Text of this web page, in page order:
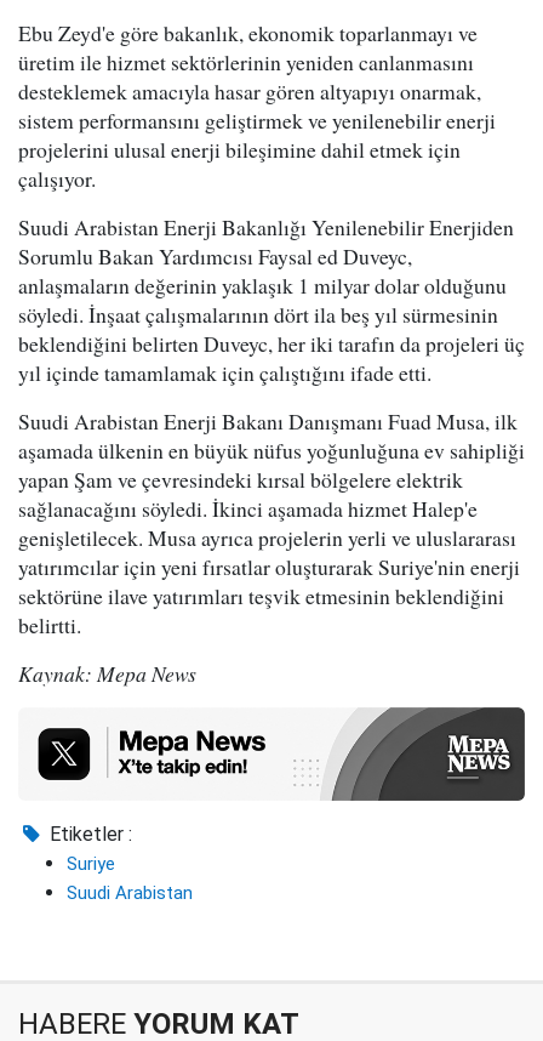
Ebu Zeyd'e göre bakanlık, ekonomik toparlanmayı ve
üretim ile hizmet sektörlerinin yeniden canlanmasını
desteklemek amacıyla hasar gören altyapıyı onarmak,
sistem performansını geliştirmek ve yenilenebilir enerji
projelerini ulusal enerji bileşimine dahil etmek için
çalışıyor.
Suudi Arabistan Enerji Bakanlığı Yenilenebilir Enerjiden
Sorumlu Bakan Yardımcısı Faysal ed Duveyc,
anlaşmaların değerinin yaklaşık 1 milyar dolar olduğunu
söyledi. İnşaat çalışmalarının dört ila beş yıl sürmesinin
beklendiğini belirten Duveyc, her iki tarafın da projeleri üç
yıl içinde tamamlamak için çalıştığını ifade etti.
Suudi Arabistan Enerji Bakanı Danışmanı Fuad Musa, ilk
aşamada ülkenin en büyük nüfus yoğunluğuna ev sahipliği
yapan Şam ve çevresindeki kırsal bölgelere elektrik
sağlanacağını söyledi. İkinci aşamada hizmet Halep'e
genişletilecek. Musa ayrıca projelerin yerli ve uluslararası
yatırımcılar için yeni fırsatlar oluşturarak Suriye'nin enerji
sektörüne ilave yatırımları teşvik etmesinin beklendiğini
belirtti.
Kaynak: Mepa News
Etiketler :
Suriye
Suudi Arabistan
HABERE YORUM KAT